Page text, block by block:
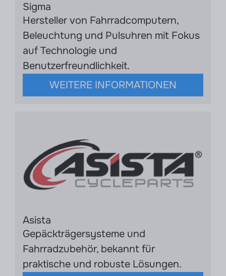
Sigma
Hersteller von Fahrradcomputern,
Beleuchtung und Pulsuhren mit Fokus
auf Technologie und
Benutzerfreundlichkeit.
WEITERE INFORMATIONEN
Asista
Gepäckträgersysteme und
Fahrradzubehör, bekannt für
praktische und robuste Lösungen.